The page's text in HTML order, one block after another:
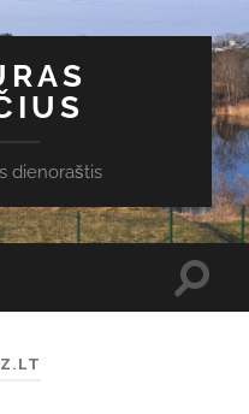
dienoraštis